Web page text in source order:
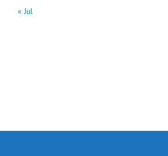
« Jul